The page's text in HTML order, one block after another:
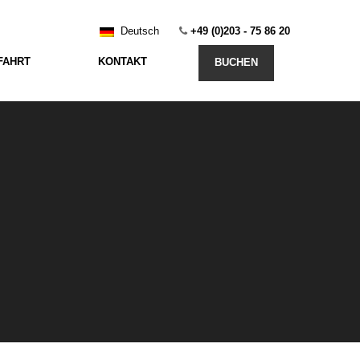
Deutsch +49 (0)203 - 75 86 20
KONTAKT BUCHEN